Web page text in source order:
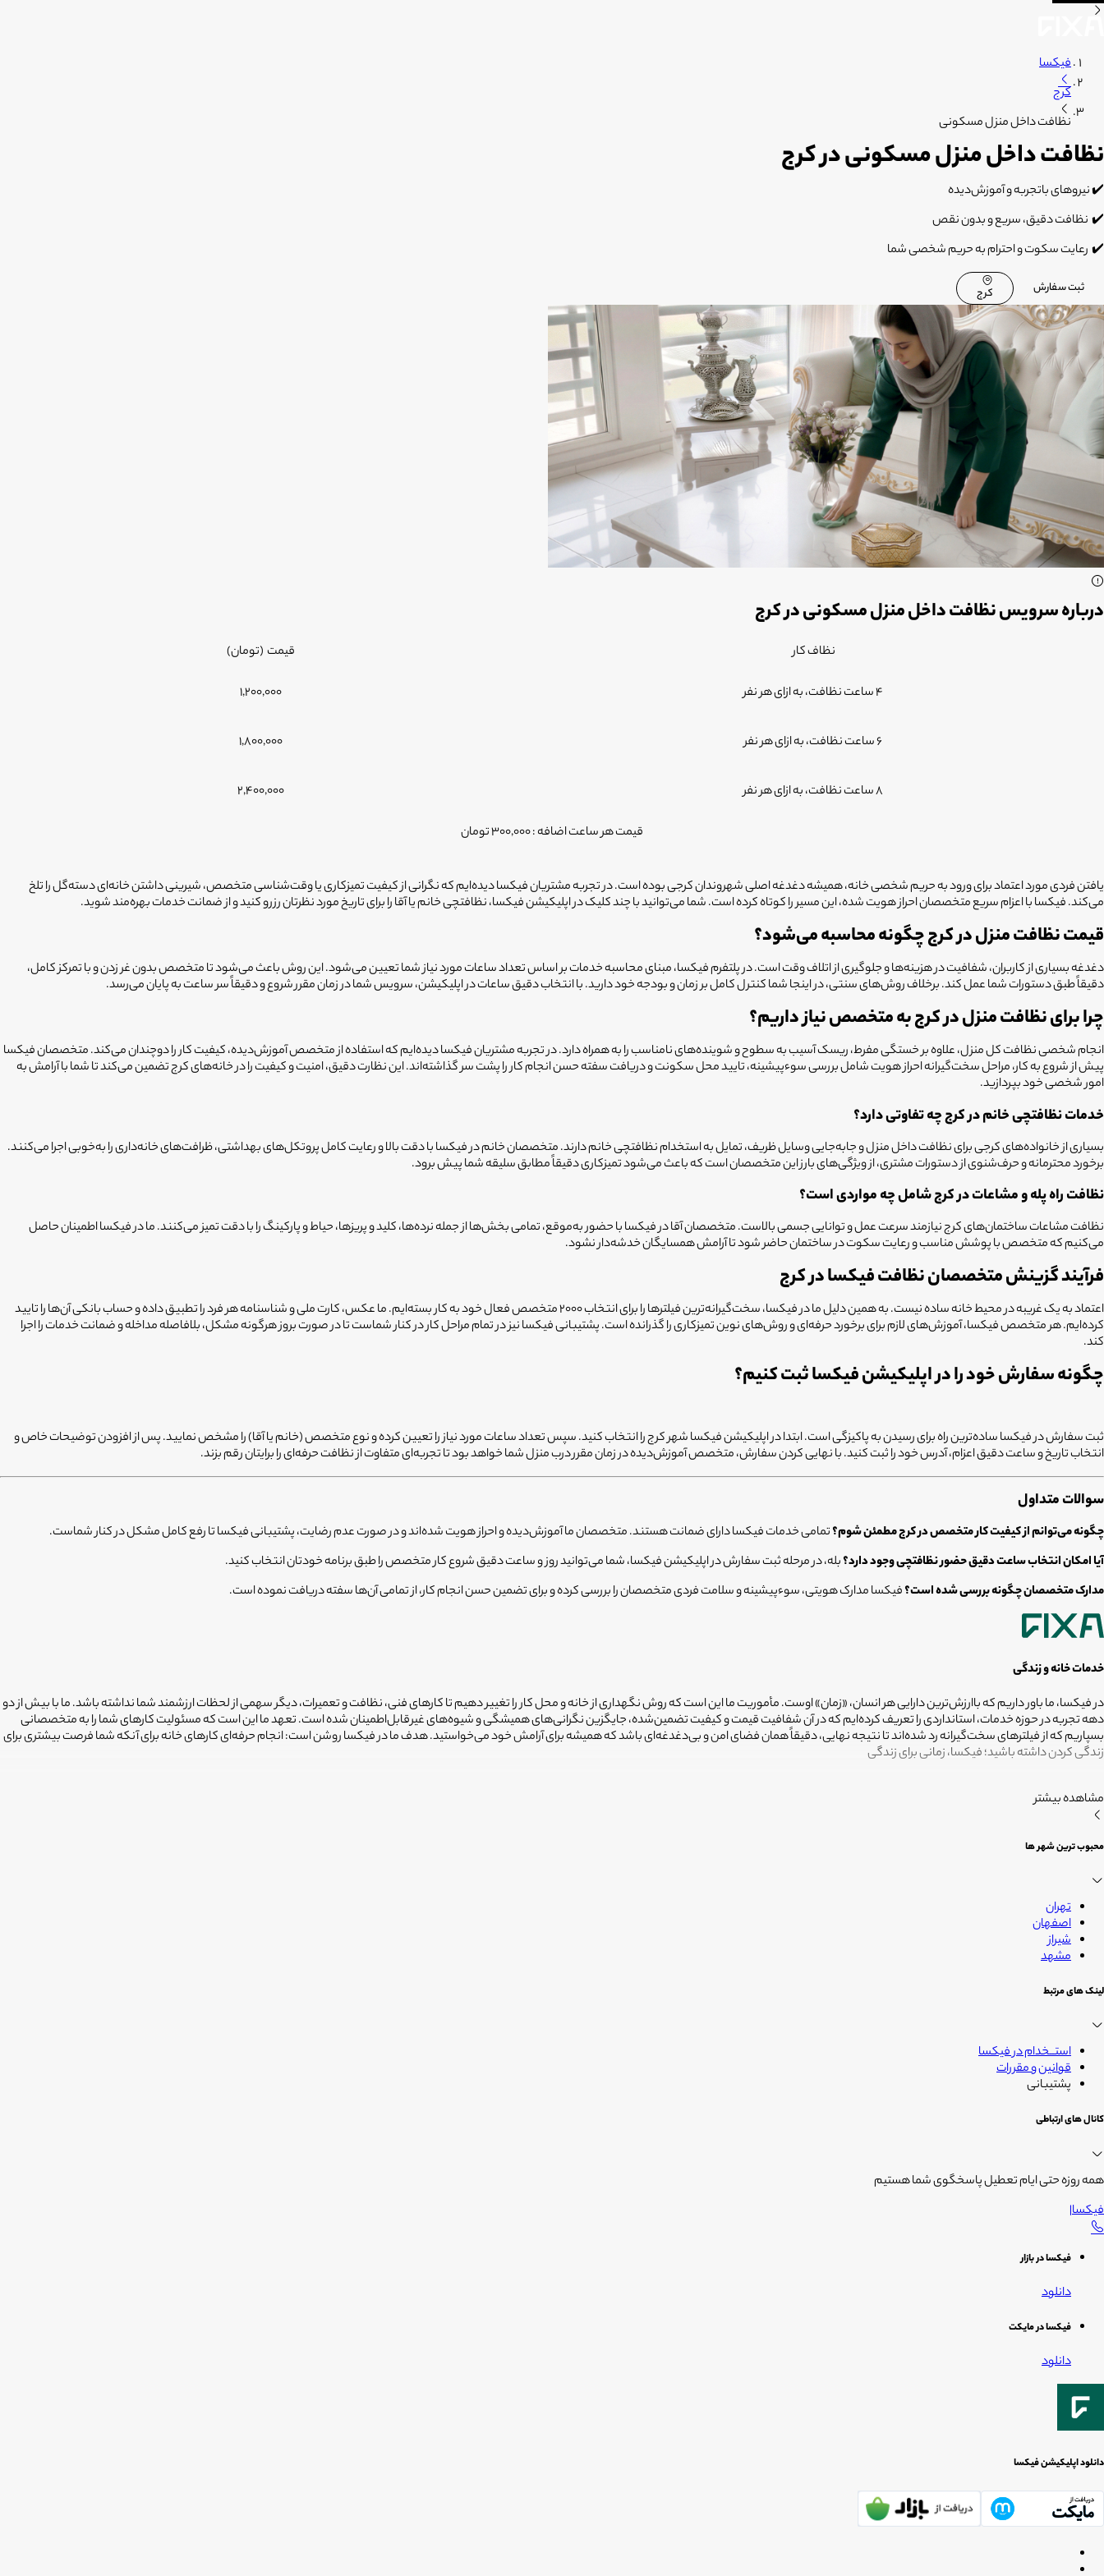
فیکسا
کرج
نظافت داخل منزل مسکونی
نظافت داخل منزل مسکونی در کرج
✔️نیروهای باتجربه و آموزش‌دیده
✔️ نظافت دقیق، سریع و بدون نقص
✔️ رعایت سکوت و احترام به حریم شخصی شما
ثبت سفارش کرج
درباره سرویس نظافت داخل منزل مسکونی در کرج
نظاف کار قیمت (تومان)
4 ساعت نظافت، به ازای هر نفر 1,200,000
6 ساعت نظافت، به ازای هر نفر 1,800,000
8 ساعت نظافت، به ازای هر نفر 2,400,000
قیمت هر ساعت اضافه : 300,000 تومان
یافتن فردی مورد اعتماد برای ورود به حریم شخصی خانه، همیشه دغدغه اصلی شهروندان کرجی بوده است. در تجربه مشتریان فیکسا دیده‌ایم که نگرانی از کیفیت تمیزکاری یا وقت‌شناسی متخصص، شیرینی داشتن خانه‌ای دسته‌گل را تلخ
می‌کند. فیکسا با اعزام سریع متخصصان احراز هویت شده، این مسیر را کوتاه کرده است. شما می‌توانید با چند کلیک در اپلیکیشن فیکسا، نظافتچی خانم یا آقا را برای تاریخ مورد نظرتان رزرو کنید و از ضمانت خدمات بهره‌مند شوید.
قیمت نظافت منزل در کرج چگونه محاسبه می‌شود؟
دغدغه بسیاری از کاربران، شفافیت در هزینه‌ها و جلوگیری از اتلاف وقت است. در پلتفرم فیکسا، مبنای محاسبه خدمات بر اساس تعداد ساعات مورد نیاز شما تعیین می‌شود. این روش باعث می‌شود تا متخصص بدون غر زدن و با تمرکز کامل،
دقیقاً طبق دستورات شما عمل کند. برخلاف روش‌های سنتی، در اینجا شما کنترل کامل بر زمان و بودجه خود دارید. با انتخاب دقیق ساعات در اپلیکیشن، سرویس شما در زمان مقرر شروع و دقیقاً سر ساعت به پایان می‌رسد.
چرا برای نظافت منزل در کرج به متخصص نیاز داریم؟
انجام شخصی نظافت کل منزل، علاوه بر خستگی مفرط، ریسک آسیب به سطوح و شوینده‌های نامناسب را به همراه دارد. در تجربه مشتریان فیکسا دیده‌ایم که استفاده از متخصص آموزش‌دیده، کیفیت کار را دوچندان می‌کند. متخصصان فیکسا
پیش از شروع به کار، مراحل سخت‌گیرانه احراز هویت شامل بررسی سوءپیشینه، تایید محل سکونت و دریافت سفته حسن انجام کار را پشت سر گذاشته‌اند. این نظارت دقیق، امنیت و کیفیت را در خانه‌های کرج تضمین می‌کند تا شما با آرامش به
امور شخصی خود بپردازید.
خدمات نظافتچی خانم در کرج چه تفاوتی دارد؟
بسیاری از خانواده‌های کرجی برای نظافت داخل منزل و جابه‌جایی وسایل ظریف، تمایل به استخدام نظافتچی خانم دارند. متخصصان خانم در فیکسا با دقت بالا و رعایت کامل پروتکل‌های بهداشتی، ظرافت‌های خانه‌داری را به‌خوبی اجرا می‌کنند.
برخورد محترمانه و حرف‌شنوی از دستورات مشتری، از ویژگی‌های بارز این متخصصان است که باعث می‌شود تمیزکاری دقیقاً مطابق سلیقه شما پیش برود.
نظافت راه پله و مشاعات در کرج شامل چه مواردی است؟
نظافت مشاعات ساختمان‌های کرج نیازمند سرعت عمل و توانایی جسمی بالاست. متخصصان آقا در فیکسا با حضور به‌موقع، تمامی بخش‌ها از جمله نرده‌ها، کلید و پریزها، حیاط و پارکینگ را با دقت تمیز می‌کنند. ما در فیکسا اطمینان حاصل
می‌کنیم که متخصص با پوشش مناسب و رعایت سکوت در ساختمان حاضر شود تا آرامش همسایگان خدشه‌دار نشود.
فرآیند گزینش متخصصان نظافت فیکسا در کرج
اعتماد به یک غریبه در محیط خانه ساده نیست. به همین دلیل ما در فیکسا، سخت‌گیرانه‌ترین فیلترها را برای انتخاب ۲۰۰۰ متخصص فعال خود به کار بسته‌ایم. ما عکس، کارت ملی و شناسنامه هر فرد را تطبیق داده و حساب بانکی آن‌ها را تایید
کرده‌ایم. هر متخصص فیکسا، آموزش‌های لازم برای برخورد حرفه‌ای و روش‌های نوین تمیزکاری را گذرانده است. پشتیبانی فیکسا نیز در تمام مراحل کار در کنار شماست تا در صورت بروز هرگونه مشکل، بلافاصله مداخله و ضمانت خدمات را اجرا
کند.
چگونه سفارش خود را در اپلیکیشن فیکسا ثبت کنیم؟
ثبت سفارش در فیکسا ساده‌ترین راه برای رسیدن به پاکیزگی است. ابتدا در اپلیکیشن فیکسا شهر کرج را انتخاب کنید. سپس تعداد ساعات مورد نیاز را تعیین کرده و نوع متخصص (خانم یا آقا) را مشخص نمایید. پس از افزودن توضیحات خاص و
انتخاب تاریخ و ساعت دقیق اعزام، آدرس خود را ثبت کنید. با نهایی کردن سفارش، متخصص آموزش‌دیده در زمان مقرر درب منزل شما خواهد بود تا تجربه‌ای متفاوت از نظافت حرفه‌ای را برایتان رقم بزند.
سوالات متداول
چگونه می‌توانم از کیفیت کار متخصص در کرج مطمئن شوم؟تمامی خدمات فیکسا دارای ضمانت هستند. متخصصان ما آموزش‌دیده و احراز هویت شده‌اند و در صورت عدم رضایت، پشتیبانی فیکسا تا رفع کامل مشکل در کنار شماست.
آیا امکان انتخاب ساعت دقیق حضور نظافتچی وجود دارد؟بله، در مرحله ثبت سفارش در اپلیکیشن فیکسا، شما می‌توانید روز و ساعت دقیق شروع کار متخصص را طبق برنامه خودتان انتخاب کنید.
مدارک متخصصان چگونه بررسی شده است؟فیکسا مدارک هویتی، سوءپیشینه و سلامت فردی متخصصان را بررسی کرده و برای تضمین حسن انجام کار، از تمامی آن‌ها سفته دریافت نموده است.
خدمات خانه و زندگی
در فیکسا، ما باور داریم که باارزش‌ترین دارایی هر انسان، «زمان» اوست. مأموریت ما این است که روش نگهداری از خانه و محل کار را تغییر دهیم تا کارهای فنی، نظافت و تعمیرات، دیگر سهمی از لحظات ارزشمند شما نداشته باشد. ما با بیش از دو
دهه تجربه در حوزه خدمات، استانداردی را تعریف کرده‌ایم که در آن شفافیت قیمت و کیفیت تضمین‌شده، جایگزین نگرانی‌های همیشگی و شیوه‌های غیرقابل‌اطمینان شده است. تعهد ما این است که مسئولیت کارهای شما را به متخصصانی
بسپاریم که از فیلترهای سخت‌گیرانه رد شده‌اند تا نتیجه نهایی، دقیقاً همان فضای امن و بی‌دغدغه‌ای باشد که همیشه برای آرامش خود می‌خواستید. هدف ما در فیکسا روشن است: انجام حرفه‌ای کارهای خانه برای آنکه شما فرصت بیشتری برای
زندگی کردن داشته باشید؛ فیکسا، زمانی برای زندگی
مشاهده بیشتر
محبوب ترین شهر ها
تهران
اصفهان
شیراز
مشهد
لینک های مرتبط
استــخدام در فیکسا
قوانین و مقررات
پشتیبانی
کانال های ارتباطی
همه روزه حتی ایام تعطیل پاسخگوی شما هستیم
فیکسا|
فیکسا در بازار
دانلود
فیکسا در مایکت
دانلود
دانلود اپلیکیشن فیکسا